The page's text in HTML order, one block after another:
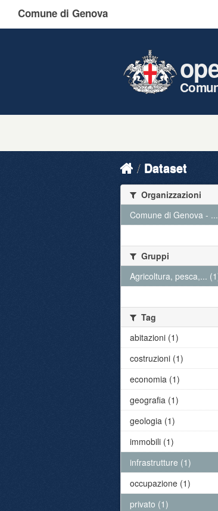
Comune di Genova
Dataset
Organizzazioni
Comune di Genova -
Gruppi
Agricoltura, pesca,...
Tag
abitazioni (1)
costruzioni (1)
economia (1)
geografia (1)
geologia (1)
immobili (1)
infrastrutture (1)
occupazione (1)
privato (1)